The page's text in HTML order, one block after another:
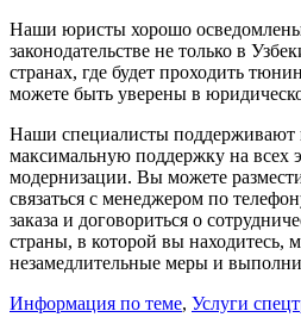
Наши юристы хорошо
законодательстве не только в
странах, где будет проходить
можете быть уверены в
Наши специалисты поддерживают
максимальную поддержку на всех
модернизации. Вы можете
связаться с менеджером по
заказа и договориться о
страны, в которой вы находитесь,
незамедлительные меры и
Информация по теме, Услуги